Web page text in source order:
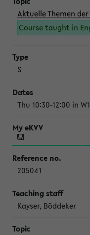
Aktuelle Themen
Course taught in
S
Thu 10:30-12:00 in
205041
Kayser, Böddeker